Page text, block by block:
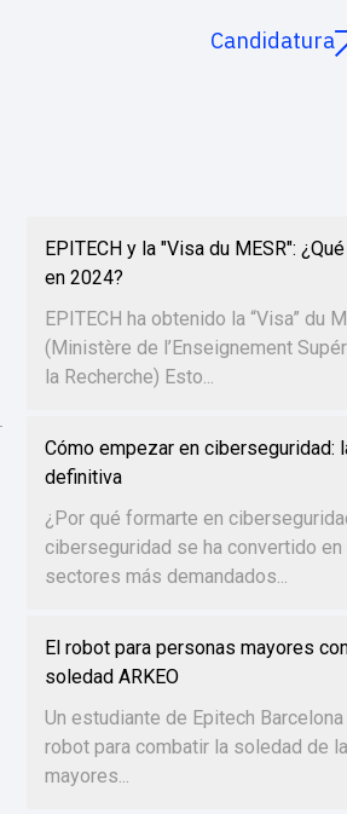
Candidatura
EPITECH y la "Visa du MESR":
en 2024?
EPITECH ha obtenido la “Visa” du
(Ministère de l’Enseignement
la Recherche) Esto...
Cómo empezar en ciberseguridad:
definitiva
¿Por qué formarte en
ciberseguridad se ha convertido en
sectores más demandados...
El robot para personas mayores
soledad ARKEO
Un estudiante de Epitech
robot para combatir la soledad de
mayores...